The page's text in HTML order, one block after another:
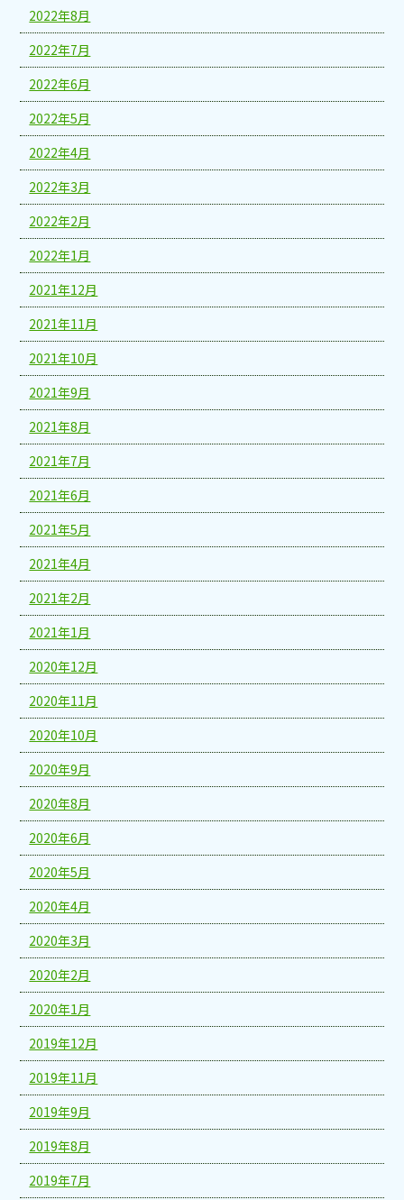
2022年8月
2022年7月
2022年6月
2022年5月
2022年4月
2022年3月
2022年2月
2022年1月
2021年12月
2021年11月
2021年10月
2021年9月
2021年8月
2021年7月
2021年6月
2021年5月
2021年4月
2021年2月
2021年1月
2020年12月
2020年11月
2020年10月
2020年9月
2020年8月
2020年6月
2020年5月
2020年4月
2020年3月
2020年2月
2020年1月
2019年12月
2019年11月
2019年9月
2019年8月
2019年7月